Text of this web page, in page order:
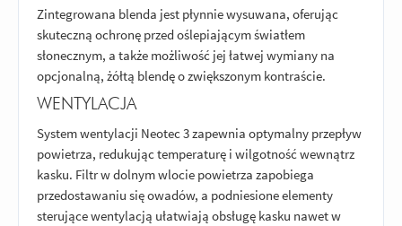
Zintegrowana blenda jest płynnie wysuwana, oferując
skuteczną ochronę przed oślepiającym światłem
słonecznym, a także możliwość jej łatwej wymiany na
opcjonalną, żółtą blendę o zwiększonym kontraście.
WENTYLACJA
System wentylacji Neotec 3 zapewnia optymalny przepływ
powietrza, redukując temperaturę i wilgotność wewnątrz
kasku. Filtr w dolnym wlocie powietrza zapobiega
przedostawaniu się owadów, a podniesione elementy
sterujące wentylacją ułatwiają obsługę kasku nawet w